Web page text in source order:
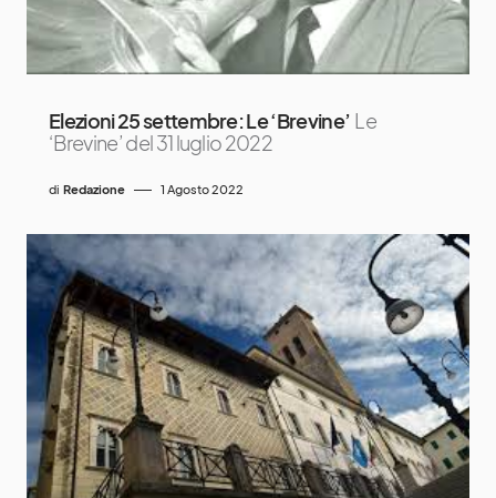
Elezioni 25 settembre: Le ‘Brevine’ Le
‘Brevine’ del 31 luglio 2022
di Redazione 1 Agosto 2022